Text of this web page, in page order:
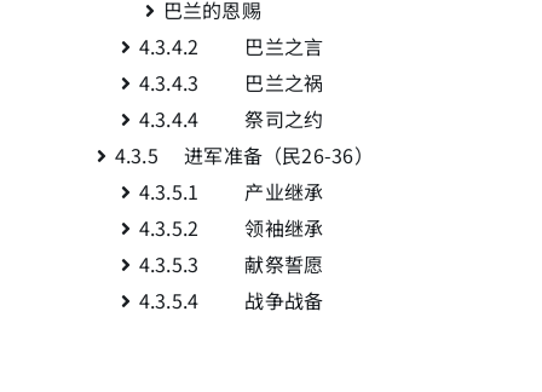
巴兰的恩赐
4.3.4.2 巴兰之言
4.3.4.3 巴兰之祸
4.3.4.4 祭司之约
4.3.5 进军准备（民26-36）
4.3.5.1 产业继承
4.3.5.2 领袖继承
4.3.5.3 献祭誓愿
4.3.5.4 战争战备